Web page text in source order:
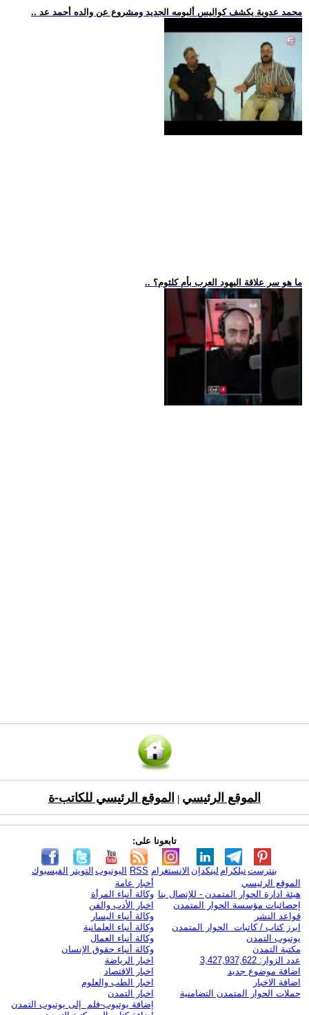
.. محمد عدوية يكشف كواليس ألبومه الجديد ومشروع عن والده أحمد عد
.. ما هو سر علاقة اليهود العرب بأم كلثوم؟
الموقع الرئيسي الموقع الرئيسي للكاتب-ة
تابعونا على:
الفيسبوك التويتر اليوتيوب RSS الانستغرام لينكدإن تيلكرامبنترست
الموقع الرئيسي
هيئة ادارة الحوار المتمدن - للإتصال بنا
إحصائيات مؤسسة الحوار المتمدن
قواعد النشر
ابرز كتاب / كاتبات الحوار المتمدن
يوتيوب التمدن
مكتبة التمدن
عدد الزوار: 3,427,937,622
اضافة موضوع جديد
اضافة الاخبار
حملات الحوار المتمدن التضامنية
أخبار عامة
وكالة أنباء المرأة
اخبار الأدب والفن
وكالة أنباء اليسار
وكالة أنباء العلمانية
وكالة أنباء العمال
وكالة أنباء حقوق الإنسان
اخبار الرياضة
اخبار الاقتصاد
اخبار الطب والعلوم
اخبار التمدن
إضافة يوتيوب-فلم إلى يوتيوب التمدن